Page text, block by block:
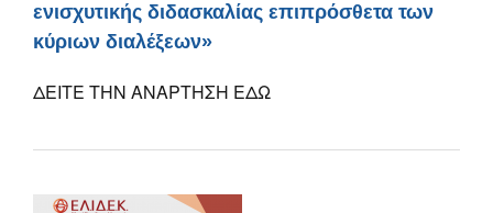
ενισχυτικής διδασκαλίας επιπρόσθετα των
κύριων διαλέξεων»
ΔΕΙΤΕ ΤΗΝ ΑΝΑΡΤΗΣΗ ΕΔΩ